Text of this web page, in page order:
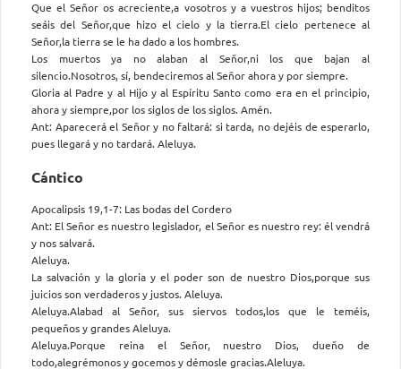
Que el Señor os acreciente,a vosotros y a vuestros hijos; benditos
seáis del Señor,que hizo el cielo y la tierra.El cielo pertenece al
Señor,la tierra se le ha dado a los hombres.
Los muertos ya no alaban al Señor,ni los que bajan al
silencio.Nosotros, sí, bendeciremos al Señor ahora y por siempre.
Gloria al Padre y al Hijo y al Espíritu Santo como era en el principio,
ahora y siempre,por los siglos de los siglos. Amén.
Ant: Aparecerá el Señor y no faltará: si tarda, no dejéis de esperarlo,
pues llegará y no tardará. Aleluya.
Cántico
Apocalipsis 19,1-7: Las bodas del Cordero
Ant: El Señor es nuestro legislador, el Señor es nuestro rey: él vendrá
y nos salvará.
Aleluya.
La salvación y la gloria y el poder son de nuestro Dios,porque sus
juicios son verdaderos y justos. Aleluya.
Aleluya.Alabad al Señor, sus siervos todos,los que le teméis,
pequeños y grandes Aleluya.
Aleluya.Porque reina el Señor, nuestro Dios, dueño de
todo,alegrémonos y gocemos y démosle gracias.Aleluya.